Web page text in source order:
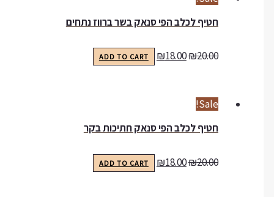
חטיף לכלב הפי סנאק בשר ברווז נתחים
₪20.00
₪18.00
ADD TO CART
Sale!
חטיף לכלב הפי סנאק חתיכות בקר
₪20.00
₪18.00
ADD TO CART